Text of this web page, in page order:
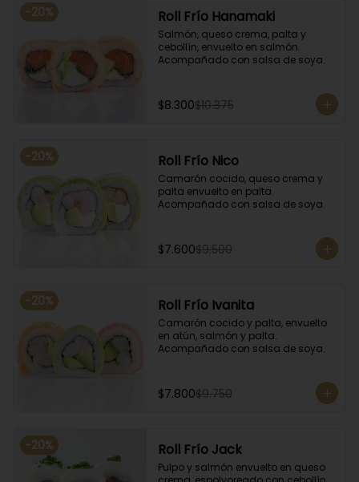
-20% Roll Frío Hanamaki
Salmón, queso crema, palta y
cebollín, envuelto en salmón.
Acompañado con salsa de soya.
$8.300$10.375
-20% Roll Frío Nico
Camarón cocido, queso crema y
palta envuelto en palta.
Acompañado con salsa de soya.
$7.600$9.500
-20% Roll Frío Ivanita
Camarón cocido y palta, envuelto
en atún, salmón y palta.
Acompañado con salsa de soya.
$7.800$9.750
-20% Roll Frío Jack
Pulpo y salmón envuelto en queso